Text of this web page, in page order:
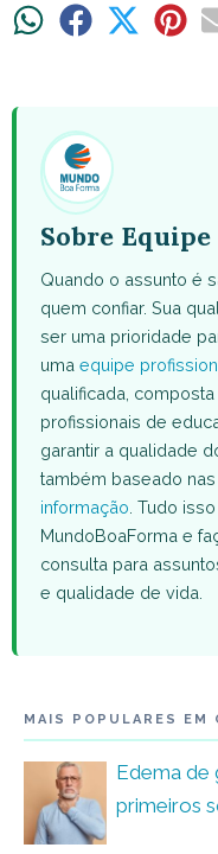
ShareShare Share
Sobre
Quando o assunto é
quem confiar. Sua
ser uma prioridade
uma equipe
qualificada,
profissionais de
garantir a qualidade
também baseado nas
informação . Tudo
MundoBoaForma e
consulta para
e qualidade de vida.
MAIS POPULARES EM
Edema de
primeiros